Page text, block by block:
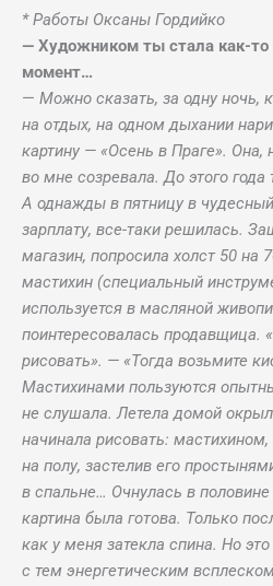
* Работы Оксаны Гордийко
— Художником ты стала как-то
момент…
— Можно сказать, за одну ночь,
на отдых, на одном дыхании
картину — «Осень в Праге». Она,
во мне созревала. До этого года
А однажды в пятницу в
зарплату, все-таки решилась.
магазин, попросила холст 50 на
мастихин (специальный
используется в масляной
поинтересовалась продавщица.
рисовать». — «Тогда возьмите
Мастихинами пользуются
не слушала. Летела домой
начинала рисовать:
на полу, застелив его
в спальне… Очнулась в половине
картина была готова. Только
как у меня затекла спина. Но
с тем энергетическим